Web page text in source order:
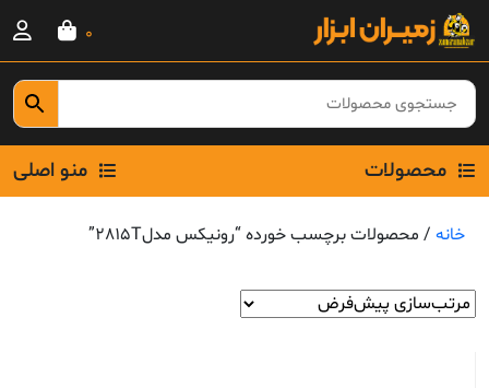
Skip
content
0
محصولات منو اصلی
خانه / محصولات برچسب خورده “رونیکس مدل2815T”